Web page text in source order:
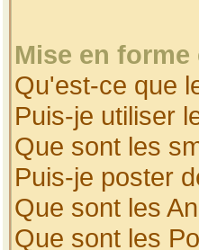
Mise en
Qu'est-ce que
Puis-je utiliser
Que sont les
Puis-je poster
Que sont les
Que sont les